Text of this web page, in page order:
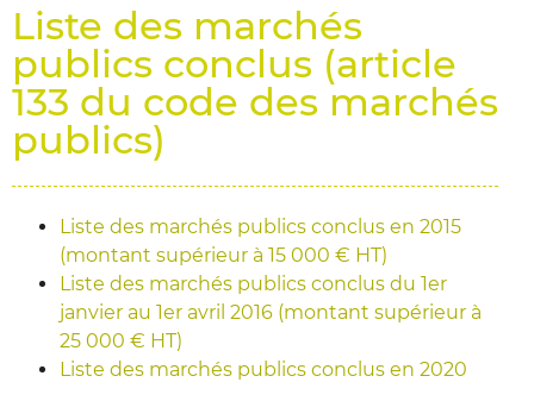
Liste des marchés
publics conclus (article
133 du code des marchés
publics)
Liste des marchés publics conclus en 2015
(montant supérieur à 15 000 € HT)
Liste des marchés publics conclus du 1er
janvier au 1er avril 2016 (montant supérieur à
25 000 € HT)
Liste des marchés publics conclus en 2020